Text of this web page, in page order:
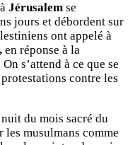
Jérusalem se
jours et débordent sur
ont appelé à
en réponse à la
s’attend à ce que se
contre les
du mois sacré du
les musulmans comme